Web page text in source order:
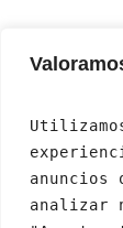
anuncios
analizar